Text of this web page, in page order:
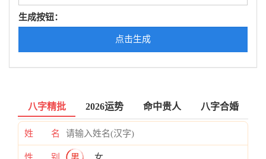
生成按钮：
点击生成
八字精批 2026运势 命中贵人 八字合婚
姓 名
性 别 男 女